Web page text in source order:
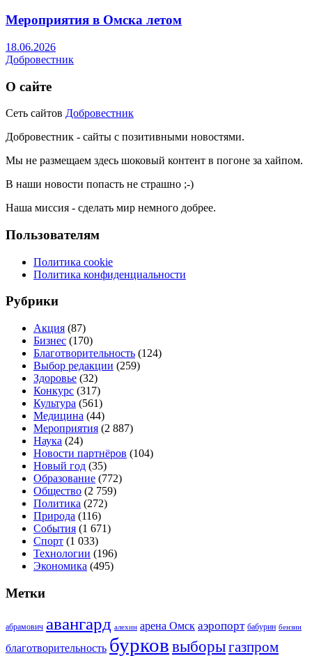
Мероприятия в Омска летом
18.06.2026
Добровестник
О сайте
Сеть сайтов Добровестник
Добровестник - сайты с позитивными новостями.
Мы не размещаем здесь шоковый контент в погоне за хайпом.
В наши новости попасть не страшно ;-)
Наша миссия - сделать мир немного добрее.
Пользователям
Политика cookie
Политика конфиденциальности
Рубрики
Акция (87)
Бизнес (170)
Благотворительность (124)
Выбор редакции (259)
Здоровье (32)
Конкурс (317)
Культура (561)
Медицина (44)
Мероприятия (2 887)
Наука (24)
Новости партнёров (104)
Новый год (35)
Образование (772)
Общество (2 759)
Политика (272)
Природа (116)
События (1 671)
Спорт (1 033)
Технологии (196)
Экономика (495)
Метки
абрамович авангард алехин арена Омск аэропорт бабурин бензин
благотворительность бурков выборыгазпром